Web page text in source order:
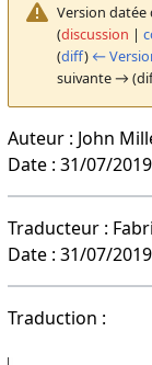
Version datée
(discussion |
(diff) ←
suivante →
Auteur : John
Date : 31/07/2019
Traducteur :
Date : 31/07/2019
Traduction :